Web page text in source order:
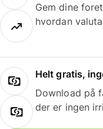
Gem dine
hvordan
Helt gratis,
Download på
der er ingen